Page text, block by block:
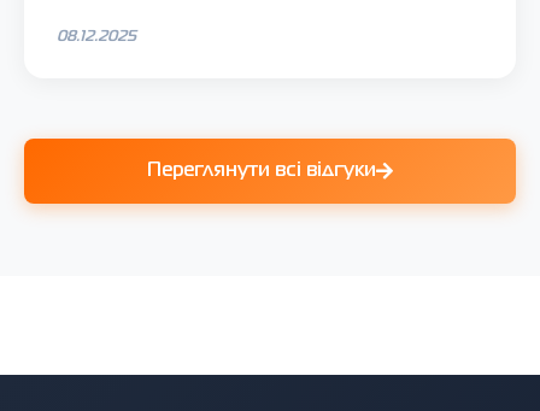
08.12.2025
Переглянути всі відгуки